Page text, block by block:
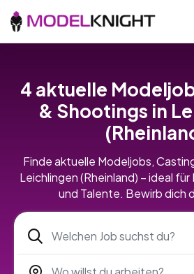
4 aktuelle
& Shootings in
Finde aktuelle Modeljobs,
Leichlingen (Rheinland) – ideal
und Talente. Bewirb dich